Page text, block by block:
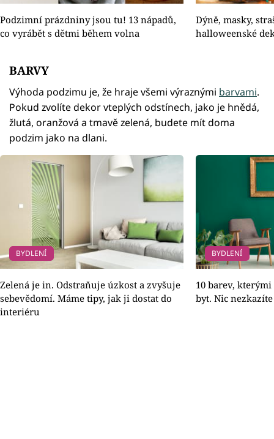
Podzimní prázdniny jsou tu! 13 nápadů,
co vyrábět s dětmi během volna
Dýně, masky,
halloweenské
BARVY
Výhoda podzimu je, že hraje všemi výraznými barvami.
Pokud zvolíte dekor vteplých odstínech, jako je hnědá,
žlutá, oranžová a tmavě zelená, budete mít doma
podzim jako na dlani.
BYDLENÍ
Zelená je in. Odstraňuje úzkost a zvyšuje
sebevědomí. Máme tipy, jak ji dostat do
interiéru
BYDLENÍ
10 barev,
byt. Nic